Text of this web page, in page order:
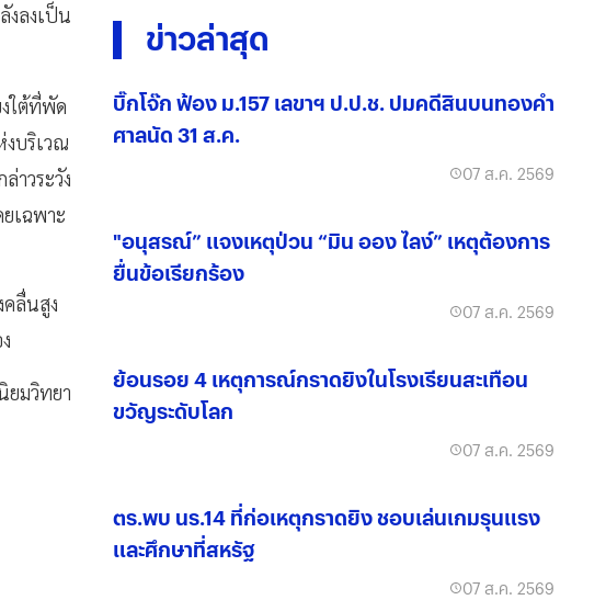
งลงเป็น
ใต้ที่พัด
บริเวณ
าวระวัง
เฉพาะ
ลื่นสูง
ยมวิทยา
ข่าวล่าสุด
บิ๊กโจ๊ก ฟ้อง ม.157 เลขาฯ ป.ป.ช. ปมคดีสินบนทองคำ
ศาลนัด 31 ส.ค.
07 ส.ค. 2569
"อนุสรณ์” แจงเหตุป่วน “มิน ออง ไลง์” เหตุต้องการ
ยื่นข้อเรียกร้อง
07 ส.ค. 2569
ย้อนรอย 4 เหตุการณ์กราดยิงในโรงเรียนสะเทือน
ขวัญระดับโลก
07 ส.ค. 2569
ตร.พบ นร.14 ที่ก่อเหตุกราดยิง ชอบเล่นเกมรุนแรง
และศึกษาที่สหรัฐ
07 ส.ค. 2569